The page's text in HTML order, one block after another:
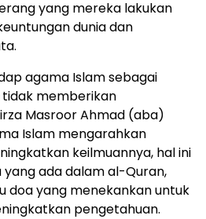
yang mereka lakukan
dunia dan
agama Islam sebagai
memberikan
Masroor Ahmad (aba)
Islam mengarahkan
keilmuannya, hal ini
ada dalam al-Quran,
doa yang menekankan untuk
pengetahuan.